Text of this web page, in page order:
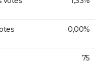
0,00%
75